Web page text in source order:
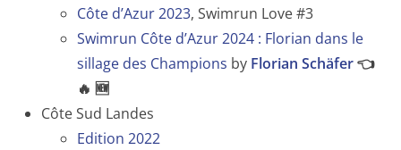
Côte d’Azur 2023, Swimrun Love #3
Swimrun Côte d’Azur 2024 : Florian dans le
sillage des Champions by Florian Schäfer👈
🔥 🆕
Côte Sud Landes
Edition 2022